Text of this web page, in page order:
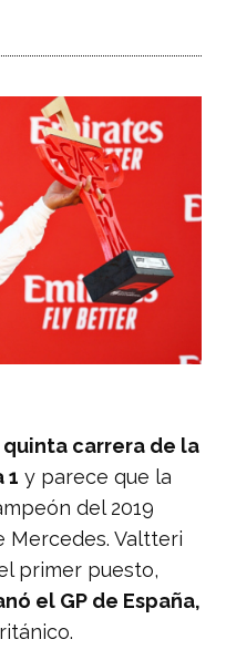
quinta carrera de la
1 y parece que la
del 2019
Valtteri
primer puesto,
el GP de España,